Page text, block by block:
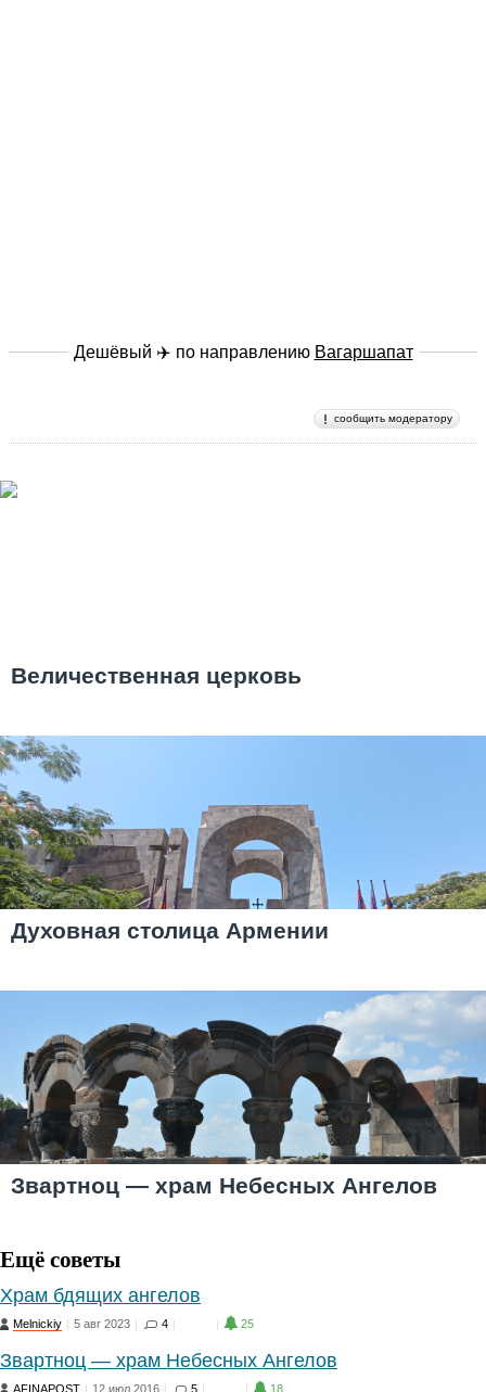
Дешёвый ✈️ по направлению Вагаршапат
сообщить модератору
Величественная церковь
Духовная столица Армении
Звартноц — храм Небесных Ангелов
Ещё советы
Храм бдящих ангелов
Melnickiy | 5 авг 2023 | 4 | | 25
Звартноц — храм Небесных Ангелов
AFINAPOST | 12 июл 2016 | 5 | | 18